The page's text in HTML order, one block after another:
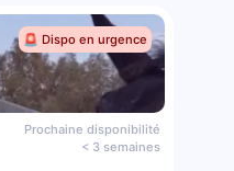
🚨 Dispo en urgence
Prochaine disponibilité
< 3 semaines